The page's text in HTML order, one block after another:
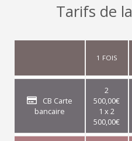
Tarifs de
1 FOIS
CB Carte
bancaire
2
500,00€
1 x 2
500,00€